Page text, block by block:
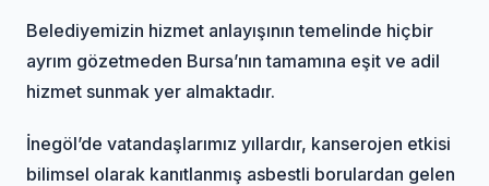
Belediyemizin hizmet anlayışının temelinde hiçbir
ayrım gözetmeden Bursa’nın tamamına eşit ve adil
hizmet sunmak yer almaktadır.
İnegöl’de vatandaşlarımız yıllardır, kanserojen etkisi
bilimsel olarak kanıtlanmış asbestli borulardan gelen